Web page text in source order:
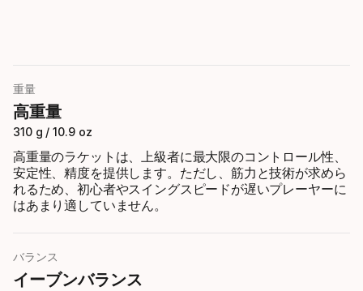
重量
高重量
310 g / 10.9 oz
高重量のラケットは、上級者に最大限のコントロール性、
安定性、精度を提供します。ただし、筋力と技術が求めら
れるため、初心者やスイングスピードが遅いプレーヤーに
はあまり適していません。
バランス
イーブンバランス